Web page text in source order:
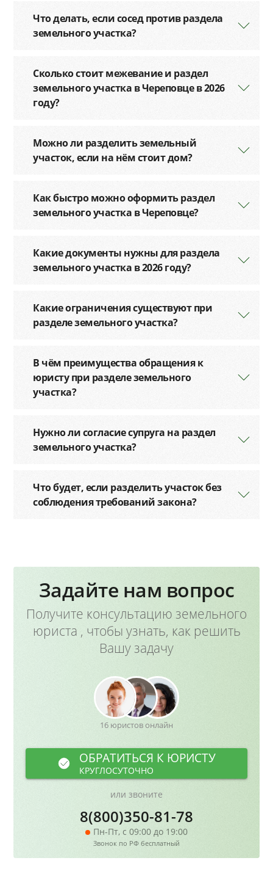
Что делать, если сосед против раздела
земельного участка?
Сколько стоит межевание и раздел
земельного участка в Череповце в 2026
году?
Можно ли разделить земельный
участок, если на нём стоит дом?
Как быстро можно оформить раздел
земельного участка в Череповце?
Какие документы нужны для раздела
земельного участка в 2026 году?
Какие ограничения существуют при
разделе земельного участка?
В чём преимущества обращения к
юристу при разделе земельного
участка?
Нужно ли согласие супруга на раздел
земельного участка?
Что будет, если разделить участок без
соблюдения требований закона?
Задайте нам вопрос
Получите консультацию земельного
юриста , чтобы узнать, как решить
Вашу задачу
16 юристов онлайн
ОБРАТИТЬСЯ К ЮРИСТУ
КРУГЛОСУТОЧНО
или звоните
8(800)350-81-78
Пн-Пт, с 09:00 до 19:00
Звонок по РФ бесплатный